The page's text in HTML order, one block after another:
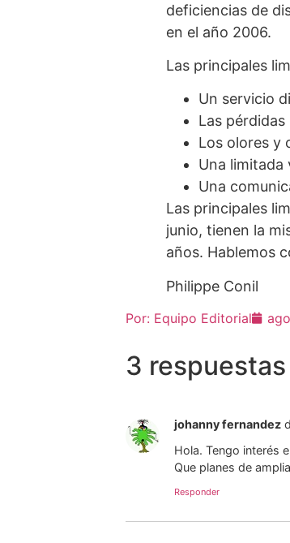
deficiencias de
en el año 2006.
Las principales
Un servicio
Las
Los olores y
Una limitada
Una
Las principales
junio, tienen la
años. Hablemos
Philippe Conil
Por: Equipo Editorial
3 respuestas
johanny fernandez
Hola. Tengo interés
Que planes de
Responder